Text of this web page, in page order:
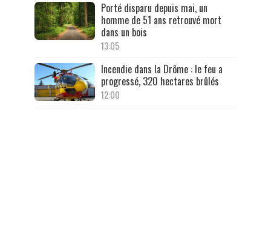
Porté disparu depuis mai, un
homme de 51 ans retrouvé mort
dans un bois
13:05
Incendie dans la Drôme : le feu a
progressé, 320 hectares brûlés
12:00